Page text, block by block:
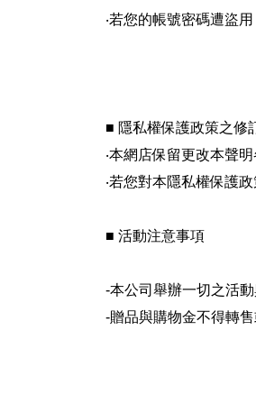
‧若您的帳號密碼遭盜
■ 隱私權保護政策之修
‧本網店保留更改本聲
‧若您對本隱私權保護
■ 活動注意事項
-本公司舉辦一切之活
-贈品與購物金不得轉